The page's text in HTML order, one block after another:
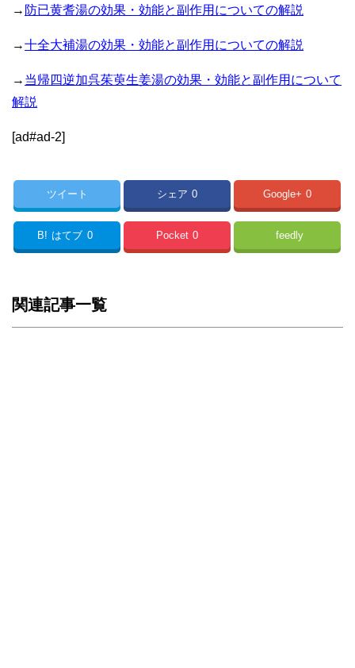
→ 防已黄耆湯の効果・効能と副作用についての解説
→十全大補湯の効果・効能と副作用についての解説
→ 当帰四逆加呉茱萸生姜湯の効果・効能と副作用について
解説
[ad#ad-2]
ツイート シェア 0 Google+ 0
B! はてブ 0 Pocket 0 feedly
関連記事一覧